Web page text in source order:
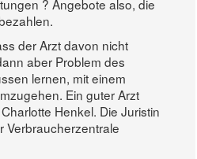
? Angebote also, die
der Arzt davon nicht
aber Problem des
lernen, mit einem
Ein guter Arzt
Henkel. Die Juristin
Verbraucherzentrale